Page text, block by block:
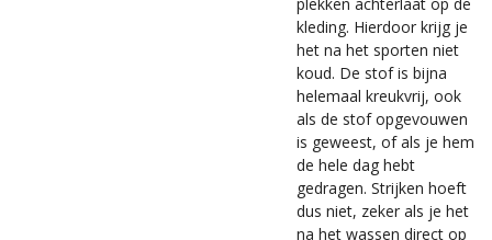
kleding. Hierdoor krijg je
het na het sporten niet
koud. De stof is bijna
helemaal kreukvrij, ook
als de stof opgevouwen
is geweest, of als je hem
de hele dag hebt
gedragen. Strijken hoeft
dus niet, zeker als je het
na het wassen direct op